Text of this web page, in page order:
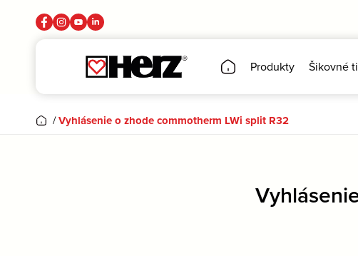
Produkty Šikovné
/Vyhlásenie o zhode commotherm LWi split R32